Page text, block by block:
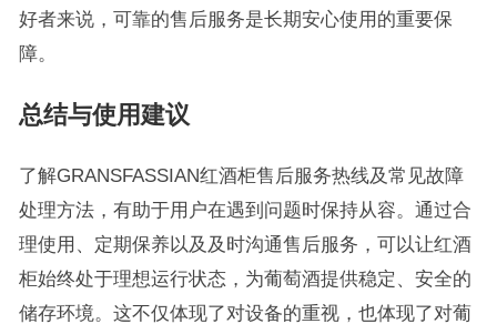
好者来说，可靠的售后服务是长期安心使用的重要保
障。
总结与使用建议
了解GRANSFASSIAN红酒柜售后服务热线及常见故障
处理方法，有助于用户在遇到问题时保持从容。通过合
理使用、定期保养以及及时沟通售后服务，可以让红酒
柜始终处于理想运行状态，为葡萄酒提供稳定、安全的
储存环境。这不仅体现了对设备的重视，也体现了对葡